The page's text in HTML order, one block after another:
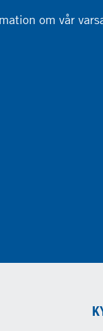
om vår